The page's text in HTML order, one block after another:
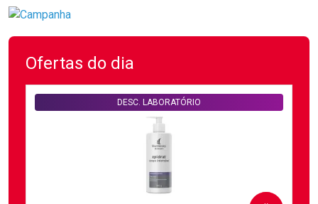
Ofertas do dia
DESC. LABORATÓRIO